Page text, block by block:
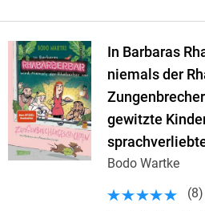
In Barbaras
niemals der
gewitzte
Bodo Wartke
(8)